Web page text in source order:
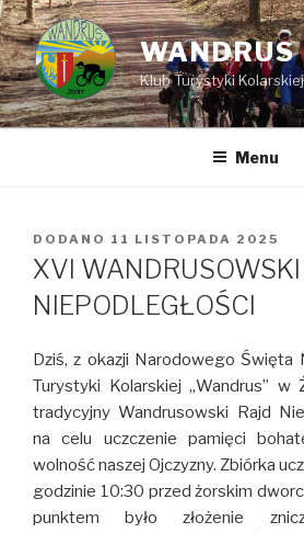
Przejdź
do
treści
WANDRUS
Klub Turystyki Kolarskiej
Menu
DODANO OPUBLIKOWANE
W
11 LISTOPADA 2025
XVI WANDRUSOWSKI
NIEPODLEGŁOŚCI
Dziś, z okazji Narodowego Święta
Turystyki Kolarskiej „Wandrus” w
tradycyjny Wandrusowski Rajd
na celu uczczenie pamięci
wolność naszej Ojczyzny. Zbiórka
godzinie 10:30 przed żorskim
punktem było złożenie